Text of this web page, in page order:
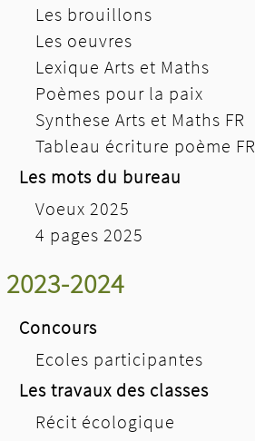
Les brouillons
Les oeuvres
Lexique Arts et Maths
Poèmes pour la paix
Synthese Arts et Maths FR
Tableau écriture poème FR
Les mots du bureau
Voeux 2025
4 pages 2025
2023-2024
Concours
Ecoles participantes
Les travaux des classes
Récit écologique